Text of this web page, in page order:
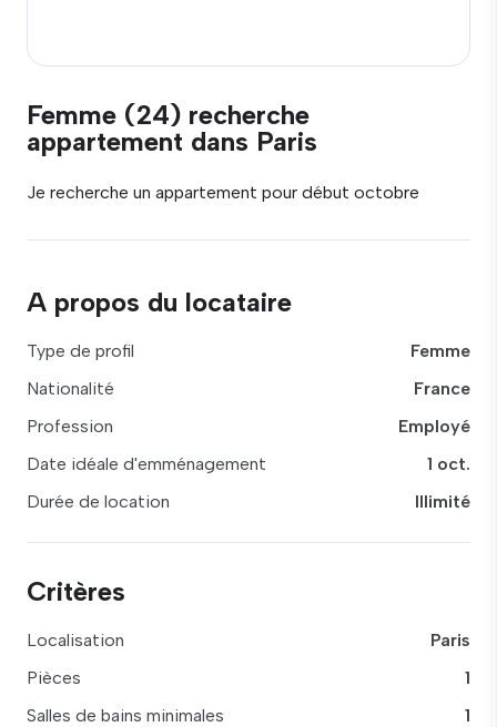
Femme (24) recherche
appartement dans Paris
Je recherche un appartement pour début octobre
A propos du locataire
Type de profil
Femme
Nationalité
France
Profession
Employé
Date idéale d'emménagement
1 oct.
Durée de location
Illimité
Critères
Localisation
Paris
Pièces
1
Salles de bains minimales
1